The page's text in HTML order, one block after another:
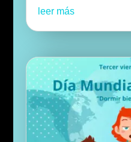
leer más